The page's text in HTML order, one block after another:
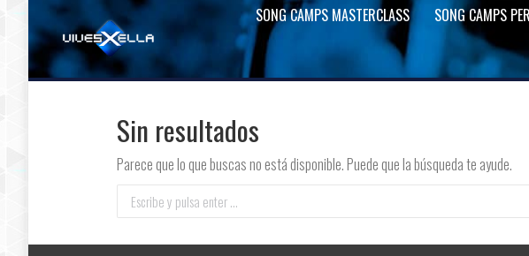
SONG CAMPS MASTERCLASS SONG CAMPS
Sin resultados
Parece que lo que buscas no está disponible. Puede que la búsqueda te ayude.
Buscar: